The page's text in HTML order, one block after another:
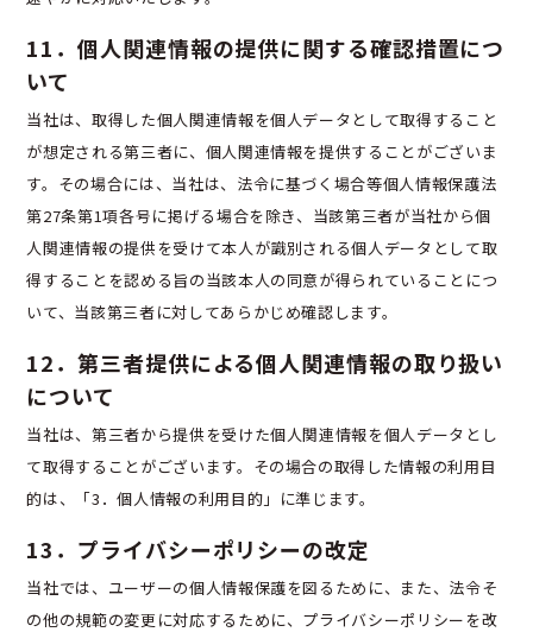
11．個人関連情報の提供に関する確認措置につ
いて
当社は、取得した個人関連情報を個人データとして取得すること
が想定される第三者に、個人関連情報を提供することがございま
す。その場合には、当社は、法令に基づく場合等個人情報保護法
第27条第1項各号に掲げる場合を除き、当該第三者が当社から個
人関連情報の提供を受けて本人が識別される個人データとして取
得することを認める旨の当該本人の同意が得られていることにつ
いて、当該第三者に対してあらかじめ確認します。
12．第三者提供による個人関連情報の取り扱い
について
当社は、第三者から提供を受けた個人関連情報を個人データとし
て取得することがございます。その場合の取得した情報の利用目
的は、「3．個人情報の利用目的」に準じます。
13．プライバシーポリシーの改定
当社では、ユーザーの個人情報保護を図るために、また、法令そ
の他の規範の変更に対応するために、プライバシーポリシーを改